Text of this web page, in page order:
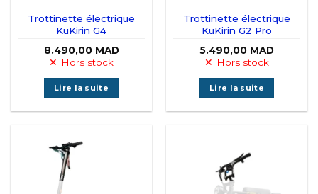
Trottinette électrique
KuKirin G4
8.490,00 MAD
Hors stock
Lire la suite
Trottinette électrique
KuKirin G2 Pro
5.490,00 MAD
Hors stock
Lire la suite